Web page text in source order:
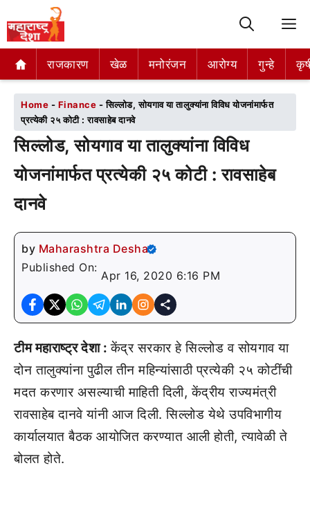
राजकारण खेळ मनोरंजन आरोग्य गुन्हे
राजकारण खेळ मनोरंजन आरोग्य गुन्हे
Home - Finance -सिल्लोड, सोयगाव या तालुक्यांना विविध योजनांमार्फत
प्रत्येकी २५ कोटी : रावसाहेब दानवे
सिल्लोड, सोयगाव या तालुक्यांना विविध
योजनांमार्फत प्रत्येकी २५ कोटी : रावसाहेब
दानवे
by Maharashtra Desha
Published On:
Apr 16, 2020 6:16 PM
टीम महाराष्ट्र देशा :केंद्र सरकार हे सिल्लोड व सोयगाव या
दोन तालुक्यांना पुढील तीन महिन्यांसाठी प्रत्येकी २५ कोटींची
मदत करणार असल्याची माहिती दिली, केंद्रीय राज्यमंत्री
रावसाहेब दानवे यांनी आज दिली. सिल्लोड येथे उपविभागीय
कार्यालयात बैठक आयोजित करण्यात आली होती, त्यावेळी ते
बोलत होते.